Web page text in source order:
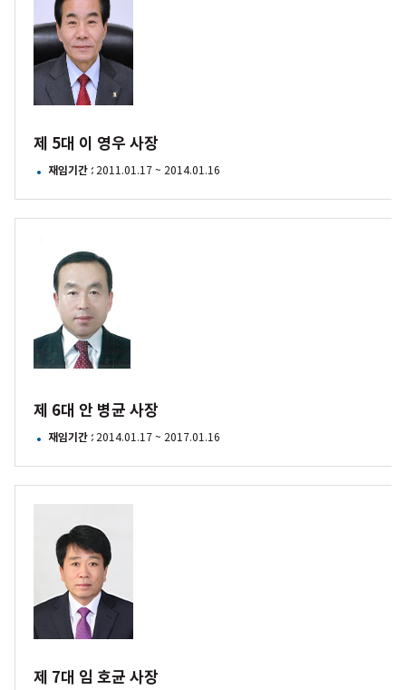
이
영우
사장
제 5대 이 영우 사장
재임기간: 2011.01.17 ~ 2014.01.16
병균
사장
제 6대 안 병균 사장
재임기간: 2014.01.17 ~ 2017.01.16
사장
제 7대 임 호균 사장